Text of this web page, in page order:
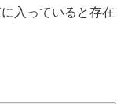
入っていると存在